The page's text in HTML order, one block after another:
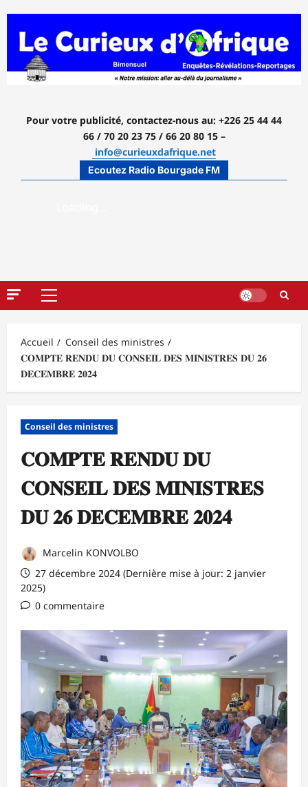
contenu
Pour votre publicité, contactez-nous au: +226 25 44 44
66 / 70 20 23 75 / 66 20 80 15 –
info@curieuxdafrique.net
Ecoutez Radio Bourgade FM
Menu
Accueil
Conseil des ministres
𝐂𝐎𝐌𝐏𝐓𝐄 𝐑𝐄𝐍𝐃𝐔 𝐃𝐔 𝐂𝐎𝐍𝐒𝐄𝐈𝐋 𝐃𝐄𝐒 𝐌𝐈𝐍𝐈𝐒𝐓𝐑𝐄𝐒 𝐃𝐔 𝟐𝟔
𝐃𝐄𝐂𝐄𝐌𝐁𝐑𝐄 𝟐𝟎𝟐𝟒
Conseil des ministres
𝐂𝐎𝐌𝐏𝐓𝐄 𝐑𝐄𝐍𝐃𝐔 𝐃𝐔
𝐂𝐎𝐍𝐒𝐄𝐈𝐋 𝐃𝐄𝐒 𝐌𝐈𝐍𝐈𝐒𝐓𝐑𝐄𝐒
𝐃𝐔 𝟐𝟔 𝐃𝐄𝐂𝐄𝐌𝐁𝐑𝐄 𝟐𝟎𝟐𝟒
Marcelin KONVOLBO
27 décembre 2024 (Dernière mise à jour: 2 janvier
2025)
0 commentaire